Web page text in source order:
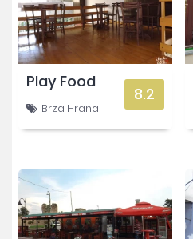
Play Food
Brza Hrana
8.2